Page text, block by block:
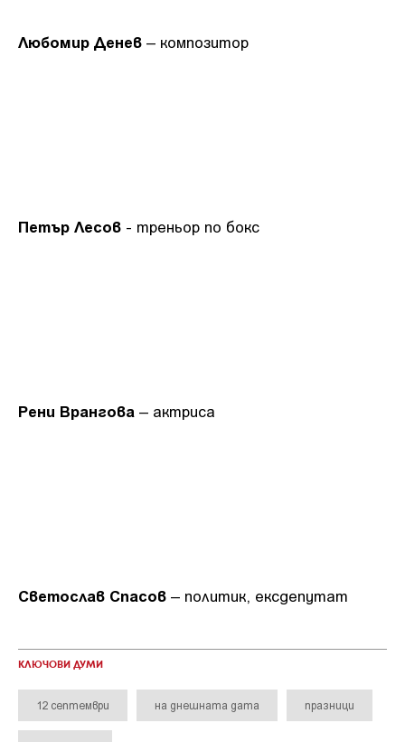
Любомир Денев – композитор
Петър Лесов - треньор по бокс
Рени Врангова – актриса
Светослав Спасов – политик, ексдепутат
КЛЮЧОВИ ДУМИ
12 септември на днешната дата празници